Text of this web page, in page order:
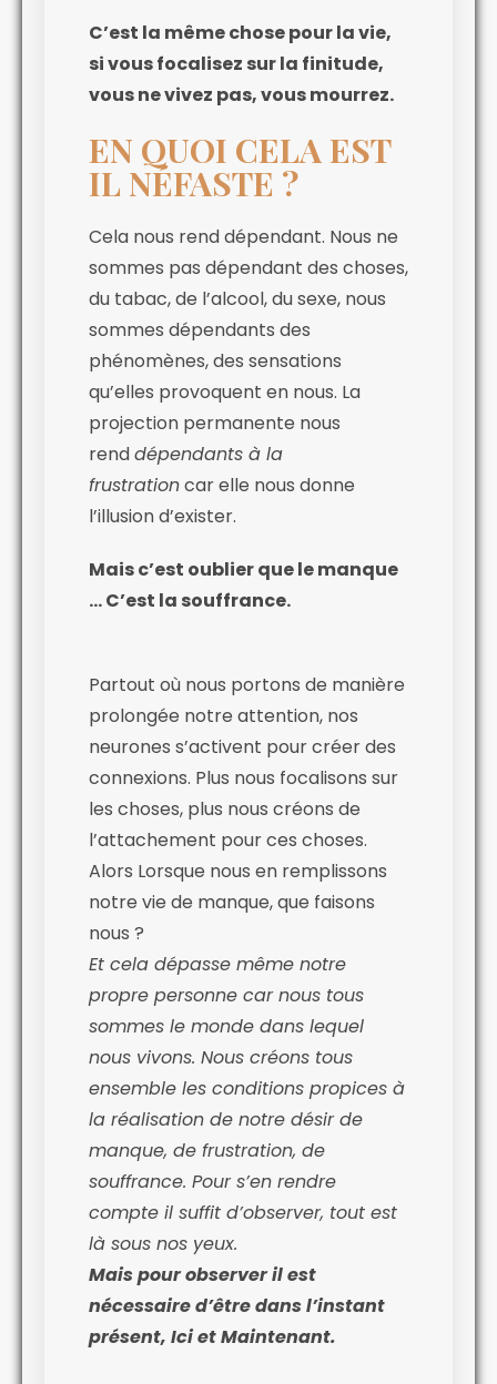
C’est la même chose pour la vie,
si vous focalisez sur la finitude,
vous ne vivez pas, vous mourrez.
EN QUOI CELA EST
IL NÉFASTE ?
Cela nous rend dépendant. Nous ne
sommes pas dépendant des choses,
du tabac, de l’alcool, du sexe, nous
sommes dépendants des
phénomènes, des sensations
qu’elles provoquent en nous. La
projection permanente nous
renddépendants à la
frustrationcar elle nous donne
l’illusion d’exister.
Mais c’est oublier que le manque
… C’est la souffrance.
Partout où nous portons de manière
prolongée notre attention, nos
neurones s’activent pour créer des
connexions. Plus nous focalisons sur
les choses, plus nous créons de
l’attachement pour ces choses.
Alors Lorsque nous en remplissons
notre vie de manque, que faisons
nous ?
Et cela dépasse même notre
propre personne car nous tous
sommes le monde dans lequel
nous vivons. Nous créons tous
ensemble les conditions propices à
la réalisation de notre désir de
manque, de frustration, de
souffrance. Pour s’en rendre
compte il suffit d’observer, tout est
là sous nos yeux.
Mais pour observer il est
nécessaire d’être dans l’instant
présent, Ici et Maintenant.